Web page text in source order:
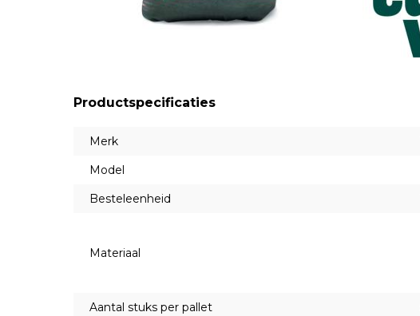
Productspecificaties
Merk
Model
Besteleenheid
Materiaal
Aantal stuks per pallet